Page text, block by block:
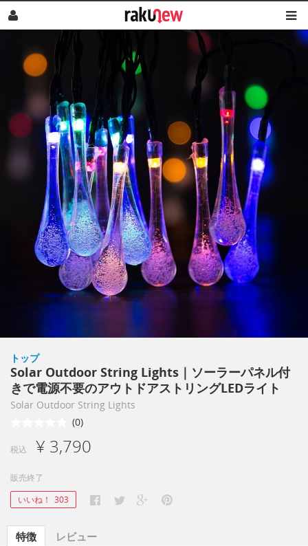
トップ
Solar Outdoor String Lights｜ソーラーパネル付
きで電源不要のアウトドアストリングLEDライト
Solar Outdoor String Lights
(0)
税込 ¥ 3,790
販売終了
いいね！ 303
特徴 レビュー